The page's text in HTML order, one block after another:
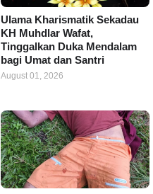
Ulama Kharismatik Sekadau
KH Muhdlar Wafat,
Tinggalkan Duka Mendalam
bagi Umat dan Santri
August 01, 2026